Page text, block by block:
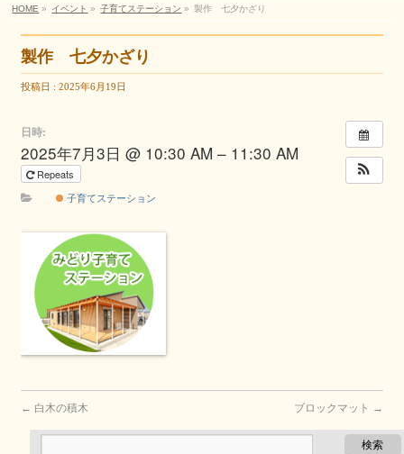
HOME » イベント » 子育てステーション » 製作 七夕かざり
製作 七夕かざり
投稿日 : 2025年6月19日
日時:
2025年7月3日 @ 10:30 AM – 11:30 AM
Repeats
子育てステーション
← 白木の積木 ブロックマット →